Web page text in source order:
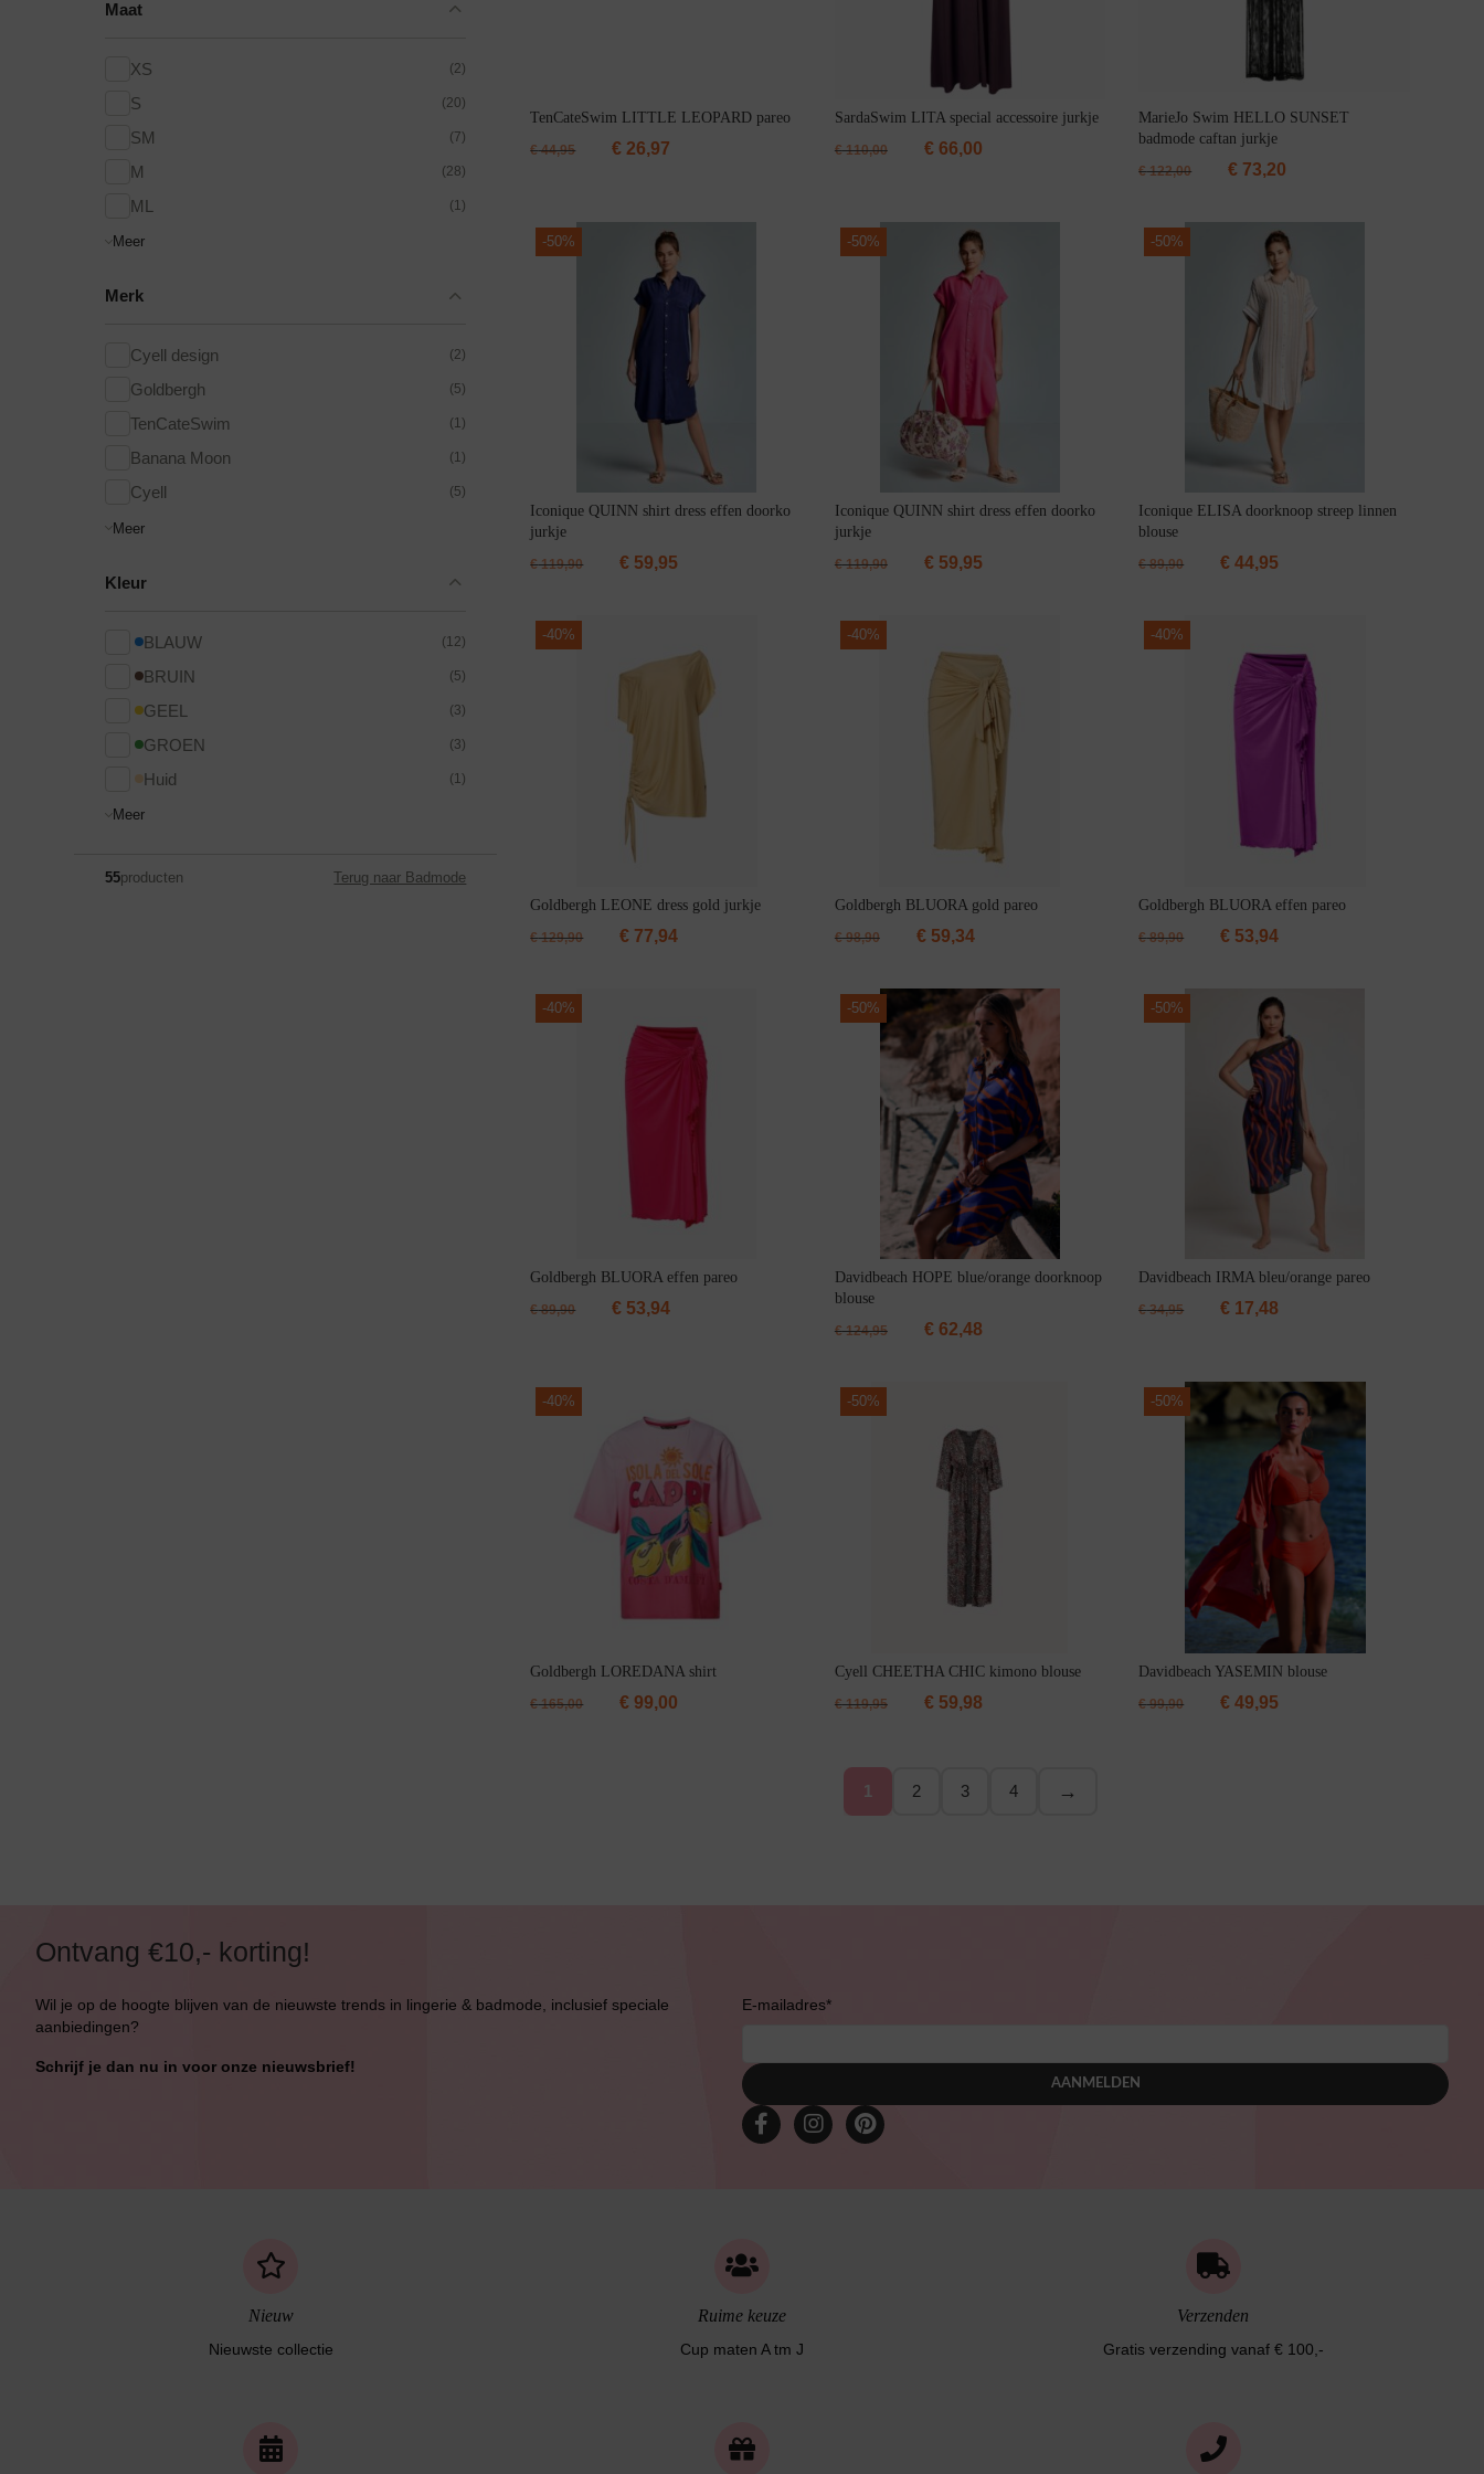
Maat
XS (2)
S (20)
SM (7)
M (28)
ML (1)
Meer
Merk
Cyell design (2)
Goldbergh (5)
TenCateSwim (1)
Banana Moon (1)
Cyell (5)
Meer
Kleur
BLAUW (12)
BRUIN (5)
GEEL (3)
GROEN (3)
Huid (1)
Meer
55producten Terug naar Badmode
TenCateSwim LITTLE LEOPARD pareo
€44,95 € 26,97
SardaSwim LITA special accessoire jurkje
€110,00 €66,00
MarieJo Swim HELLO SUNSET
badmode caftan jurkje
€122,00 € 73,20
-50%
Iconique QUINN shirt dress effen doorko
jurkje
€119,90 € 59,95
-50%
Iconique QUINN shirt dress effen doorko
jurkje
€119,90 €59,95
-50%
Iconique ELISA doorknoop streep linnen
blouse
€89,90 € 44,95
-40%
Goldbergh LEONE dress gold jurkje
€129,90 € 77,94
-40%
Goldbergh BLUORA gold pareo
€98,90 €59,34
-40%
Goldbergh BLUORA effen pareo
€89,90 € 53,94
-40%
Goldbergh BLUORA effen pareo
€89,90 € 53,94
-50%
Davidbeach HOPE blue/orange doorknoop
blouse
€124,95 €62,48
-50%
Davidbeach IRMA bleu/orange pareo
€34,95 € 17,48
-40%
Goldbergh LOREDANA shirt
€165,00 € 99,00
-50%
Cyell CHEETHA CHIC kimono blouse
€119,95 €59,98
-50%
Davidbeach YASEMIN blouse
€99,90 € 49,95
1 2 3 4 →
Ontvang €10,- korting!
Wil je op de hoogte blijven van de nieuwste trends in lingerie & badmode, inclusief speciale
aanbiedingen?
Schrijf je dan nu in voor onze nieuwsbrief!
E-mailadres*
AANMELDEN
Nieuw
Nieuwste collectie
Ruime keuze
Cup maten A tm J
Verzenden
Gratis verzending vanaf € 100,-
Jarratel
Grote maten lingerie